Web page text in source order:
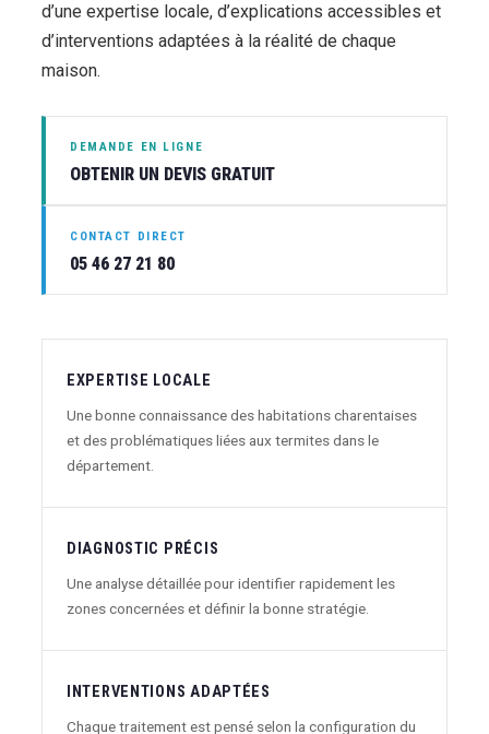
d’une expertise locale, d’explications accessibles et
d’interventions adaptées à la réalité de chaque
maison.
DEMANDE EN LIGNE
OBTENIR UN DEVIS GRATUIT
CONTACT DIRECT
05 46 27 21 80
EXPERTISE LOCALE
Une bonne connaissance des habitations charentaises
et des problématiques liées aux termites dans le
département.
DIAGNOSTIC PRÉCIS
Une analyse détaillée pour identifier rapidement les
zones concernées et définir la bonne stratégie.
INTERVENTIONS ADAPTÉES
Chaque traitement est pensé selon la configuration du